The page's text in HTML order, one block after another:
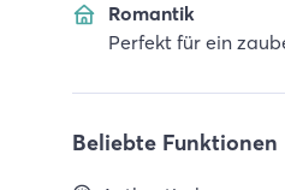
Romantik
Perfekt für ein
Beliebte Funktionen